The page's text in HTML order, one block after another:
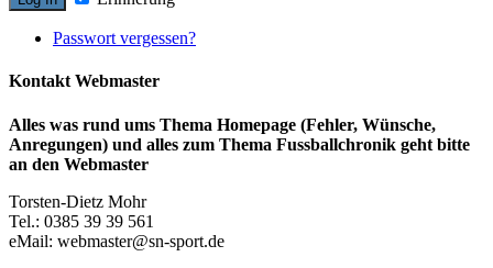
Passwort vergessen?
Kontakt Webmaster
Alles was rund ums Thema Homepage (Fehler, Wünsche,
Anregungen) und alles zum Thema Fussballchronik geht bitte
an den Webmaster
Torsten-Dietz Mohr
Tel.: 0385 39 39 561
eMail: webmaster@sn-sport.de